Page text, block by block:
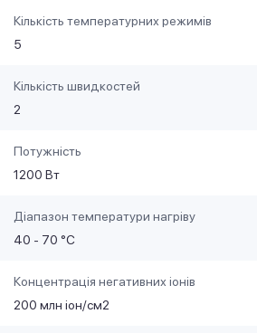
Кількість температурних режимів
5
Кількість швидкостей
2
Потужність
1200 Вт
Діапазон температури нагріву
40 - 70 °C
Концентрація негативних іонів
200 млн іон/см2